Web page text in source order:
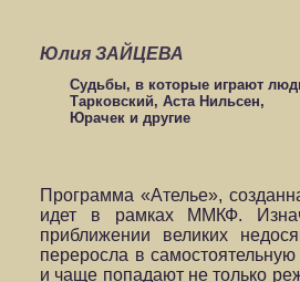
Юлия ЗАЙЦЕВА
Судьбы, в которые играют
Тарковский, Аста Нильсен,
Юрачек и другие
Программа «Ателье»,
идет в рамках ММКФ.
приближении великих
переросла в
и чаще попадают не только